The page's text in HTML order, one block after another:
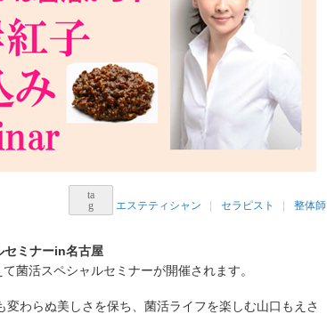
エステティシャン セラピスト 整体師
ミナーin名古屋
菌活スペシャルセミナーが開催されます。
変わらぬ美しさを保ち、菌活ライフを楽しむ山口もえさ